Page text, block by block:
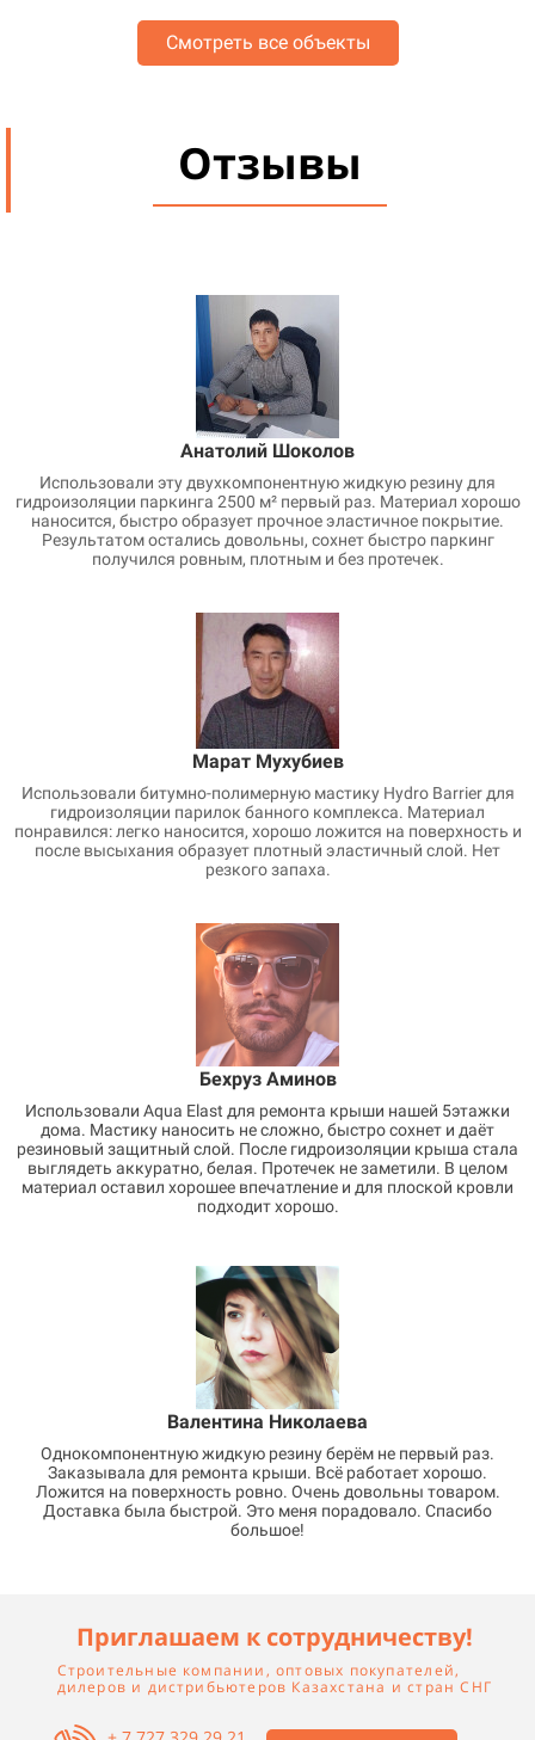
Смотреть все объекты
Отзывы
Анатолий Шоколов
Использовали эту двухкомпонентную жидкую резину для
гидроизоляции паркинга 2500 м² первый раз. Материал хорошо
наносится, быстро образует прочное эластичное покрытие.
Результатом остались довольны, сохнет быстро паркинг
получился ровным, плотным и без протечек.
Марат Мухубиев
Использовали битумно-полимерную мастику Hydro Barrier для
гидроизоляции парилок банного комплекса. Материал
понравился: легко наносится, хорошо ложится на поверхность и
после высыхания образует плотный эластичный слой. Нет
резкого запаха.
Бехруз Аминов
Использовали Aqua Elast для ремонта крыши нашей 5этажки
дома. Мастику наносить не сложно, быстро сохнет и даёт
резиновый защитный слой. После гидроизоляции крыша стала
выглядеть аккуратно, белая. Протечек не заметили. В целом
материал оставил хорошее впечатление и для плоской кровли
подходит хорошо.
Валентина Николаева
Однокомпонентную жидкую резину берём не первый раз.
Заказывала для ремонта крыши. Всё работает хорошо.
Ложится на поверхность ровно. Очень довольны товаром.
Доставка была быстрой. Это меня порадовало. Спасибо
большое!
Приглашаем к сотрудничеству!
Строительные компании, оптовых покупателей,
дилеров и дистрибьютеров Казахстана и стран СНГ